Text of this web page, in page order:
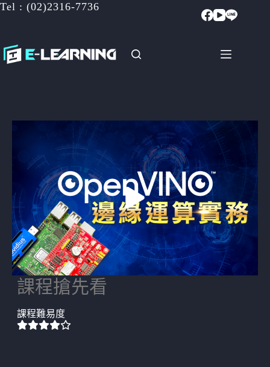
跳
要
內
Tel : (02)2316-7736
課程搶先看
課程難易度